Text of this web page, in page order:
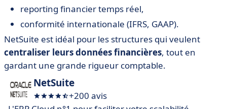
reporting financier temps réel,
conformité internationale (IFRS, GAAP).
NetSuite est idéal pour les structures qui veulent
centraliser leurs données financières, tout en
gardant une grande rigueur comptable.
NetSuite
+200 avis